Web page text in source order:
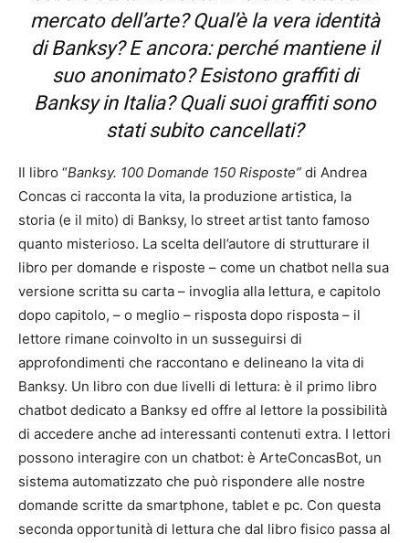
mercato dell’arte? Qual’è la vera identità
di Banksy? E ancora: perché mantiene il
suo anonimato? Esistono graffiti di
Banksy in Italia? Quali suoi graffiti sono
stati subito cancellati?
Il libro “Banksy. 100 Domande 150 Risposte” di Andrea
Concas ci racconta la vita, la produzione artistica, la
storia (e il mito) di Banksy, lo street artist tanto famoso
quanto misterioso. La scelta dell’autore di strutturare il
libro per domande e risposte – come un chatbot nella sua
versione scritta su carta – invoglia alla lettura, e capitolo
dopo capitolo, – o meglio – risposta dopo risposta – il
lettore rimane coinvolto in un susseguirsi di
approfondimenti che raccontano e delineano la vita di
Banksy. Un libro con due livelli di lettura: è il primo libro
chatbot dedicato a Banksy ed offre al lettore la possibilità
di accedere anche ad interessanti contenuti extra. I lettori
possono interagire con un chatbot: è ArteConcasBot, un
sistema automatizzato che può rispondere alle nostre
domande scritte da smartphone, tablet e pc. Con questa
seconda opportunità di lettura che dal libro fisico passa al